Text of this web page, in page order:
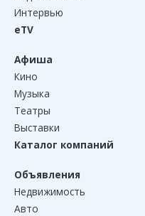
Интервью
eTV
Афиша
Кино
Музыка
Театры
Выставки
Каталог компаний
Объявления
Недвижимость
Авто